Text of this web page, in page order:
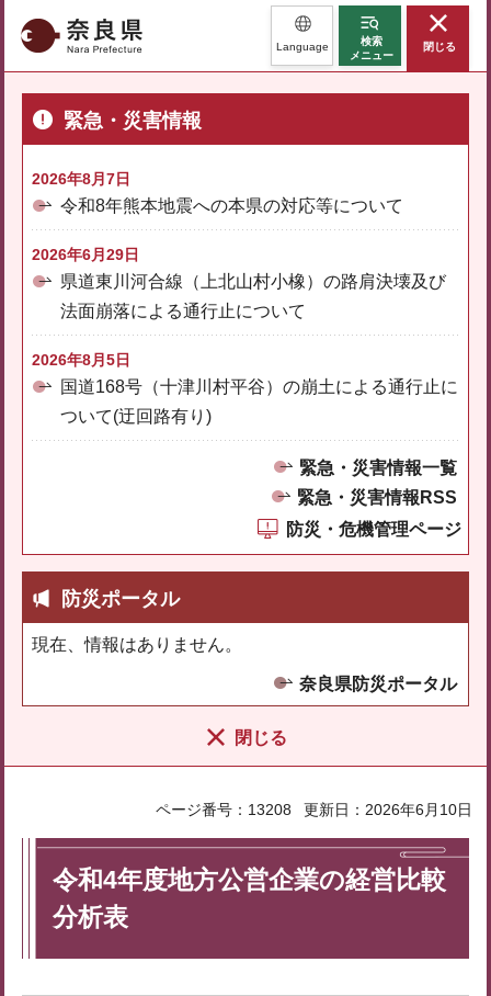
奈良県 Language
検索
メニュー
閉じる
緊急・災害情報
2026年8月7日
令和8年熊本地震への本県の対応等について
2026年6月29日
県道東川河合線（上北山村小橡）の路肩決壊及び
法面崩落による通行止について
2026年8月5日
国道168号（十津川村平谷）の崩土による通行止に
ついて(迂回路有り)
緊急・災害情報一覧
緊急・災害情報RSS
防災・危機管理ページ
防災ポータル
現在、情報はありません。
奈良県防災ポータル
閉じる
ページ番号：13208 更新日：2026年6月10日
令和4年度地方公営企業の経営比較
分析表